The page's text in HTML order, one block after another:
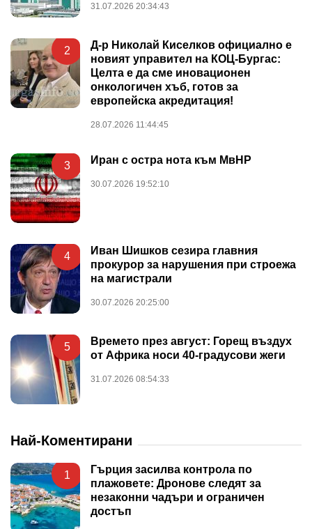
31.07.2026 20:34:43
2
Д-р Николай Киселков официално е
новият управител на КОЦ-Бургас:
Целта е да сме иновационен
онкологичен хъб, готов за
европейска акредитация!
28.07.2026 11:44:45
3 Иран с остра нота към МвНР
30.07.2026 19:52:10
4
Иван Шишков сезира главния
прокурор за нарушения при строежа
на магистрали
30.07.2026 20:25:00
5
Времето през август: Горещ въздух
от Африка носи 40-градусови жеги
31.07.2026 08:54:33
Най-Коментирани
1
Гърция засилва контрола по
плажовете: Дронове следят за
незаконни чадъри и ограничен
достъп